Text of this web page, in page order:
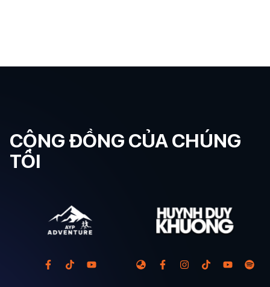
CỘNG ĐỒNG CỦA CHÚNG
TÔI